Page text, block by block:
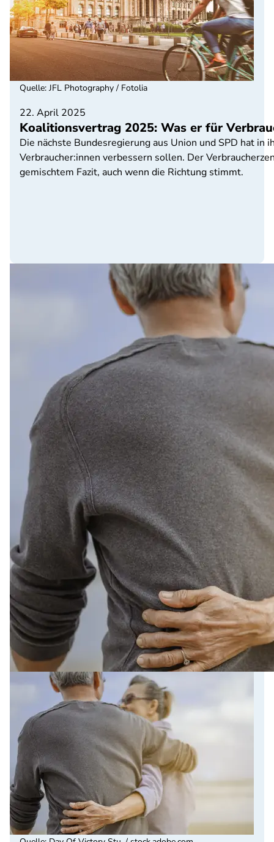
22. April 2025
Koalitionsvertrag 2025: Was er für
Die nächste Bundesregierung aus Union und SPD hat
Verbraucher:innen verbessern sollen. Der
gemischtem Fazit, auch wenn die Richtung stimmt.
Quelle: JFL Photography / Fotolia